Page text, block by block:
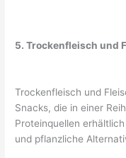
5. Trockenfleisch und
Trockenfleisch und
Snacks, die in einer
Proteinquellen
und pflanzliche